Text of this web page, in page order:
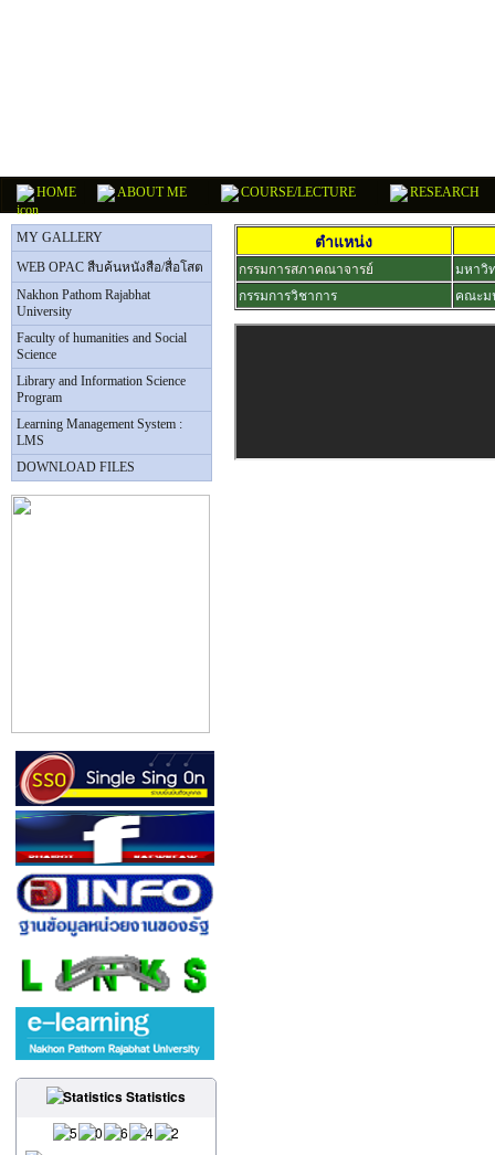
HOME ABOUT ME COURSE/LECTURE RESEARCH
MY GALLERY
WEB OPAC สืบค้นหนังสือ/สื่อโสต
Nakhon Pathom Rajabhat
University
Faculty of humanities and Social
Science
Library and Information Science
Program
Learning Management System :
LMS
DOWNLOAD FILES
Statistics
ตำแหน่ง
กรรมการสภาคณาจารย์
มหาวิ
กรรมการวิชาการ
คณะม